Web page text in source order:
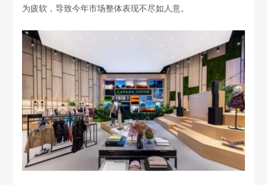
为疲软，导致今年市场整体表现不尽如人意。